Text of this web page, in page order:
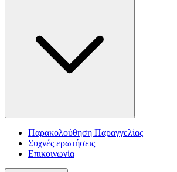
Παρακολούθηση Παραγγελίας
Συχνές ερωτήσεις
Επικοινωνία